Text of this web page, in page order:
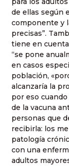
de ellas según
componente y
precisas”.
tiene en
“se pone
en casos
población,
alcanzaría la
por eso
de la vacuna
personas que
recibirla: los
patología
con una
adultos